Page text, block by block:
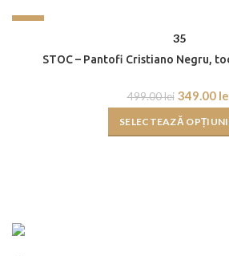
-30%
35
STOC – Pantofi Cristiano Negru,
499.00lei 349.00
SELECTEAZĂ